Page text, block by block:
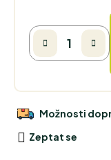
Zeptat se
Možnosti